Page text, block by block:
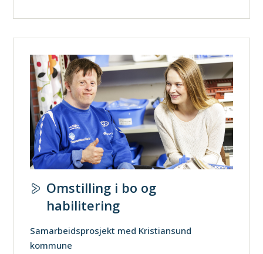
Omstilling i bo og
habilitering
Samarbeidsprosjekt med Kristiansund
kommune